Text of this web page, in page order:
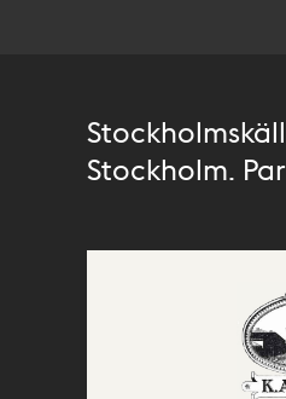
Stockholm.